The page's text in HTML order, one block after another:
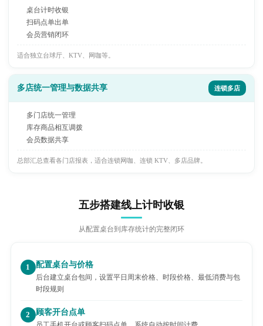
桌台计时收银
扫码点单出单
会员营销闭环
适合独立台球厅、KTV、网咖等。
多店统一管理与数据共享 连锁多店
多门店统一管理
库存商品相互调拨
会员数据共享
总部汇总查看各门店报表，适合连锁网咖、连锁 KTV、多店品牌。
五步搭建线上计时收银
从配置桌台到库存统计的完整闭环
1 配置桌台与价格
后台建立桌台包间，设置平日周末价格、时段价格、最低消费与包
时段规则
2 顾客开台点单